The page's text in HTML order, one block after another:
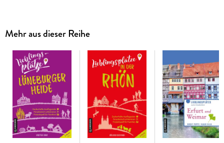
Mehr aus dieser Reihe